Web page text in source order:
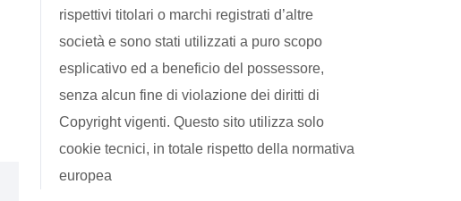
rispettivi titolari o marchi registrati d’altre
società e sono stati utilizzati a puro scopo
esplicativo ed a beneficio del possessore,
senza alcun fine di violazione dei diritti di
Copyright vigenti. Questo sito utilizza solo
cookie tecnici, in totale rispetto della normativa
europea